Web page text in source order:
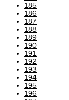
185
186
187
188
189
190
191
192
193
194
195
196